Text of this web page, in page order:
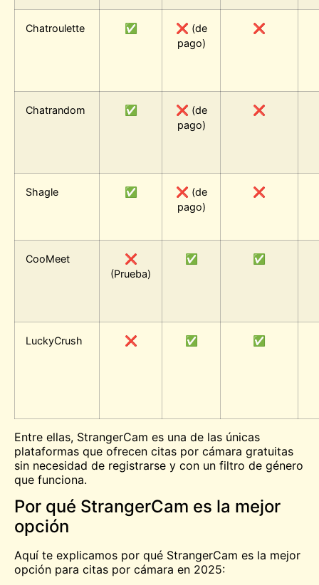
Chatroulette ✅
❌ (de
pago)
❌
Chatrandom ✅
❌ (de
pago)
❌
Shagle ✅
❌ (de
pago)
❌
CooMeet
❌
(Prueba)
✅ ✅
LuckyCrush ❌ ✅ ✅
Entre ellas, StrangerCam es una de las únicas
plataformas que ofrecen citas por cámara gratuitas
sin necesidad de registrarse y con un filtro de género
que funciona.
Por qué StrangerCam es la mejor
opción
Aquí te explicamos por qué StrangerCam es la mejor
opción para citas por cámara en 2025: